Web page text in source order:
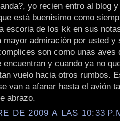
yo recien entro al blog
está buenísimo como
escoria de los kk en sus
mayor admiración por usted y
son como unas aves
encuentran y cuando ya no
vuelo hacia otros rumbos.
van a afanar hasta el avión
abrazo.
DE 2009 A LAS 10:33